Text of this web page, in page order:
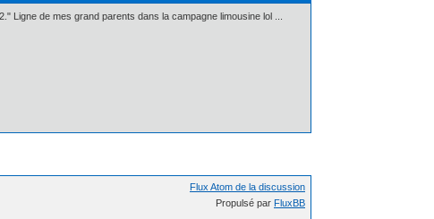
Ligne de mes grand parents dans la campagne limousine lol ...
Flux Atom de la discussion
Propulsé par FluxBB